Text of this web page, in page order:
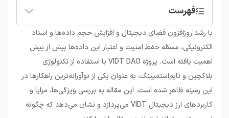
فهرست
• معرفی ارز دیجیتال وی ای دی تی
با رشد روزافزون فضای دیجیتال و افزایش حجم داده‌ها و اسناد
الکترونیکی، مسئله حفظ امنیت و اعتبار این داده‌ها بیش از پیش
اهمیت یافته است. پروژه VIDT DAO با استفاده از تکنولوژی
بلاکچین و تایم‌استمپینگ، به عنوان یکی از نوآورانه‌ترین راهکارها در
این زمینه ظاهر شده است. این مقاله به بررسی ویژگی‌ها، مزایا و
کاربردهای ارز دیجیتال VIDT می‌پردازد و نشان می‌دهد که چگونه